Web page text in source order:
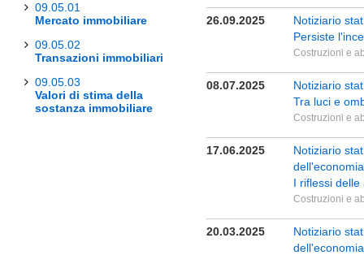
09.05.01
Mercato immobiliare
09.05.02
Transazioni immobiliari
09.05.03
Valori di stima della
sostanza immobiliare
26.09.2025
Notiziario
Persiste
Costruzioni e
08.07.2025
Notiziario
Tra luci e
Costruzioni e
17.06.2025
Notiziario
I riflessi delle
Costruzioni e
20.03.2025
Notiziario